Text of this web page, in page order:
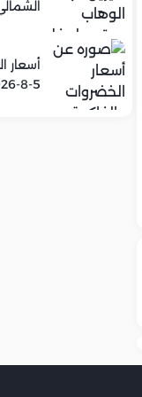
أسعار
5-8-2026 في مصر.. اخر تحديث